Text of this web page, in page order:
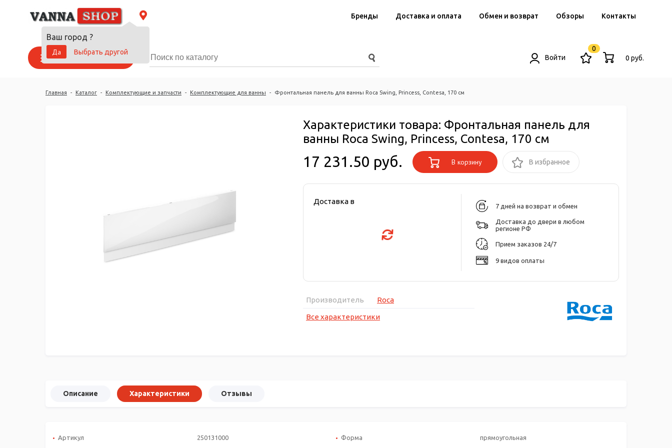
Ваш город ?
Да
Выбрать другой
Бренды Доставка и оплата Обмен и возврат Обзоры Контакты
Каталог товаров Войти
0
0 руб.
Главная - Каталог - Комплектующие и запчасти - Комплектующие для ванны - Фронтальная панель для ванны Roca Swing, Princess, Contesa, 170 см
Характеристики товара: Фронтальная панель для
ванны Roca Swing, Princess, Contesa, 170 см
17 231.50 руб. В корзину В избранное
Доставка в
7 дней на возврат и обмен
Доставка до двери в любом
регионе РФ
Прием заказов 24/7
9 видов оплаты
Производитель
Roca
Все характеристики
Описание Характеристики Отзывы
Артикул 250131000 Форма прямоугольная